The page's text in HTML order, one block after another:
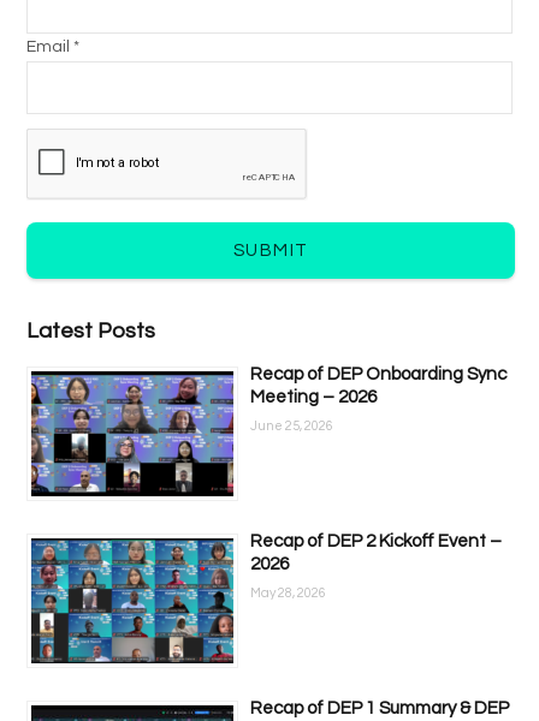
Email *
SUBMIT
Latest Posts
Recap of DEP Onboarding Sync
Meeting – 2026
June 25, 2026
Recap of DEP 2 Kickoff Event –
2026
May 28, 2026
Recap of DEP 1 Summary & DEP